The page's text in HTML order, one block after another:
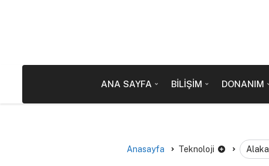
ANA SAYFA BILIŞIM DONANIM
Anasayfa Teknoloji